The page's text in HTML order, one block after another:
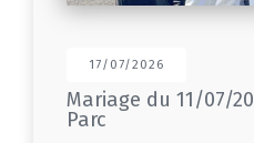
17/07/2026
Mariage du 11/07/
Parc